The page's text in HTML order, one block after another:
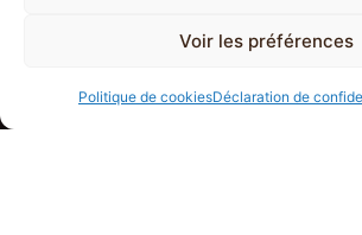
Voir les préférences
Politique de cookiesDéclaration de